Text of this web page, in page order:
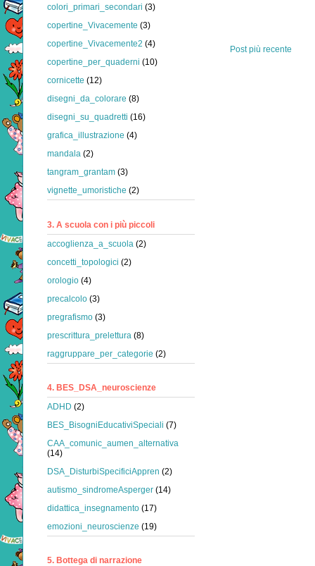
Post più recente
colori_primari_secondari (3)
copertine_Vivacemente (3)
copertine_Vivacemente2 (4)
copertine_per_quaderni (10)
cornicette (12)
disegni_da_colorare (8)
disegni_su_quadretti (16)
grafica_illustrazione (4)
mandala (2)
tangram_grantam (3)
vignette_umoristiche (2)
3. A scuola con i più piccoli
accoglienza_a_scuola (2)
concetti_topologici (2)
orologio (4)
precalcolo (3)
pregrafismo (3)
prescrittura_prelettura (8)
raggruppare_per_categorie (2)
4. BES_DSA_neuroscienze
ADHD (2)
BES_BisogniEducativiSpeciali (7)
CAA_comunic_aumen_alternativa
(14)
DSA_DisturbiSpecificiAppren (2)
autismo_sindromeAsperger (14)
didattica_insegnamento (17)
emozioni_neuroscienze (19)
5. Bottega di narrazione